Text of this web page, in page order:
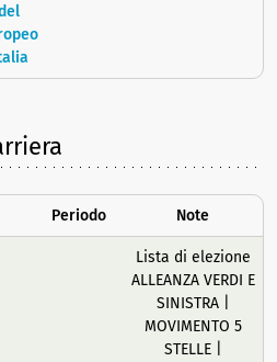
Periodo Note
Lista di elezione
ALLEANZA VERDI E
SINISTRA |
MOVIMENTO 5
STELLE |